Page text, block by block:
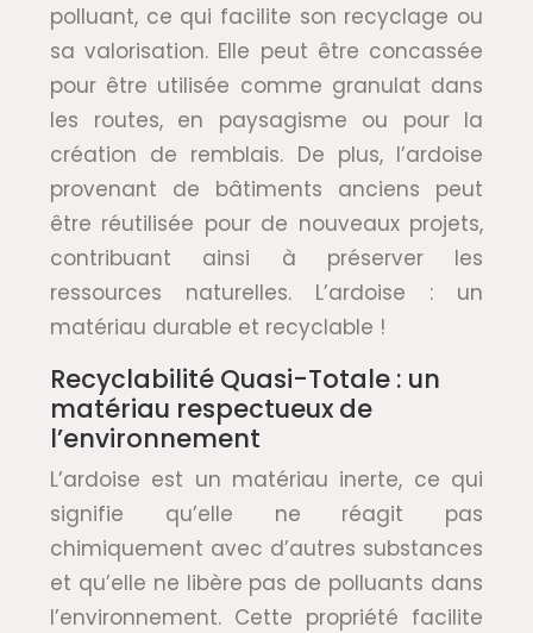
polluant, ce qui facilite son recyclage ou
sa valorisation. Elle peut être concassée
pour être utilisée comme granulat dans
les routes, en paysagisme ou pour la
création de remblais. De plus, l’ardoise
provenant de bâtiments anciens peut
être réutilisée pour de nouveaux projets,
contribuant ainsi à préserver les
ressources naturelles. L’ardoise : un
matériau durable et recyclable !
Recyclabilité Quasi-Totale : un
matériau respectueux de
l’environnement
L’ardoise est un matériau inerte, ce qui
signifie qu’elle ne réagit pas
chimiquement avec d’autres substances
et qu’elle ne libère pas de polluants dans
l’environnement. Cette propriété facilite